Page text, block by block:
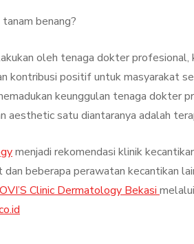
benang?
oleh tenaga dokter profesional,
kontribusi positif untuk masyarakat
keunggulan tenaga dokter
aesthetic satu diantaranya adalah
menjadi rekomendasi klinik
beberapa perawatan kecantikan
Clinic Dermatology Bekasi